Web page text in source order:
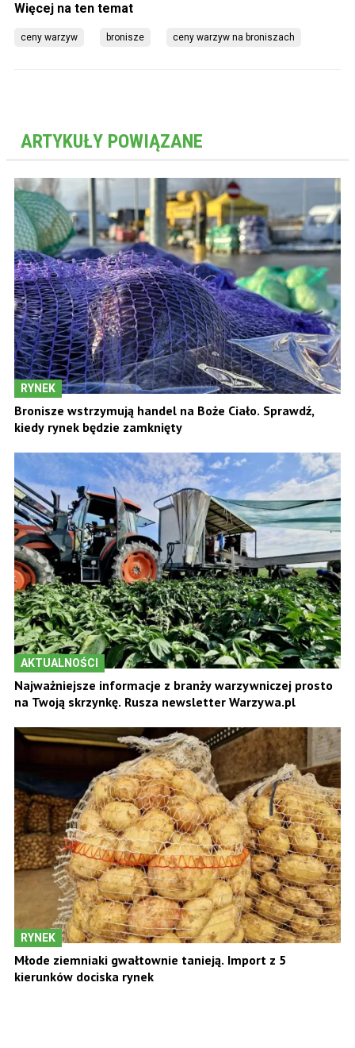
ceny warzyw bronisze ceny warzyw na broniszach
ARTYKUŁY POWIĄZANE
RYNEK
Bronisze wstrzymują handel na Boże Ciało. Sprawdź,
kiedy rynek będzie zamknięty
AKTUALNOŚCI
Najważniejsze informacje z branży warzywniczej prosto
na Twoją skrzynkę. Rusza newsletter Warzywa.pl
RYNEK
Młode ziemniaki gwałtownie tanieją. Import z 5
kierunków dociska rynek